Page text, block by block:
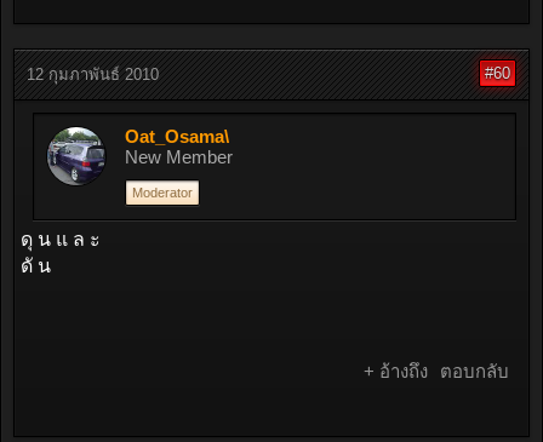
12 กุมภาพันธ์ 2010 #60
Oat_Osama\
New Member
Moderator
ดุ น แ ล ะ
ดั น
+ อ้างถึง ตอบกลับ